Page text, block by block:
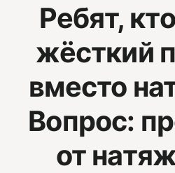
Ребят,
жёсткий
вместо
Вопрос:
от